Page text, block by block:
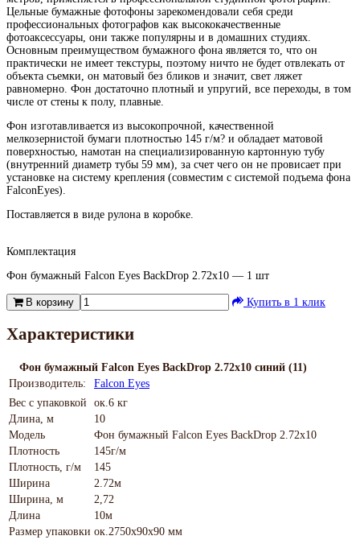
Цельные бумажные фотофоны зарекомендовали себя среди
профессиональных фотографов как высококачественные
фотоаксессуары, они также популярны и в домашних студиях.
Основным преимуществом бумажного фона является то, что он
практически не имеет текстуры, поэтому ничто не будет отвлекать от
объекта съемки, он матовый без бликов и значит, свет ляжет
равномерно. Фон достаточно плотный и упругий, все переходы, в том
числе от стены к полу, плавные.
Фон изготавливается из высокопрочной, качественной
мелкозернистой бумаги плотностью 145 г/м? и обладает матовой
поверхностью, намотан на специализированную картонную тубу
(внутренний диаметр тубы 59 мм), за счет чего он не провисает при
установке на систему крепления (совместим с системой подъема фона
FalconEyes).
Поставляется в виде рулона в коробке.
Комплектация
Фон бумажный Falcon Eyes BackDrop 2.72x10 — 1 шт
В корзину Купить в 1 клик
Характеристики
Фон бумажный Falcon Eyes BackDrop 2.72x10 синий (11)
Производитель:
Falcon Eyes
Вес с упаковкой
ок.6 кг
Длина, м
10
Модель
Фон бумажный Falcon Eyes BackDrop 2.72x10
Плотность
145г/м
Плотность, г/м
145
Ширина
2.72м
Ширина, м
2,72
Длина
10м
Размер упаковки ок.2750х90х90 мм